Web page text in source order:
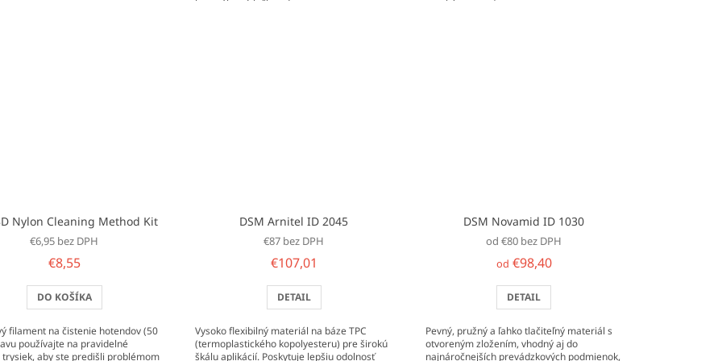
kovového výtlačku od...
vysokú pevnosť...
Nylon Cleaning Method Kit
€6,95 bez DPH
€8,55
DO KOŠÍKA
filament na čistenie hotendov (50
používajte na pravidelné
aby ste predišli problémom
DSM Arnitel ID 2045
€87 bez DPH
€107,01
DETAIL
Vysoko flexibilný materiál na báze TPC
(termoplastického kopolyesteru) pre širokú
škálu aplikácií. Poskytuje lepšiu odolnosť
DSM Novamid ID 1030
od €80 bez DPH
od €98,40
DETAIL
Pevný, pružný a ľahko tlačiteľný materiál s
otvoreným zložením, vhodný aj do
najnáročnejších prevádzkových podmienok,